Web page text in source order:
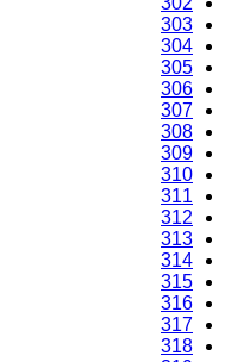
303
304
305
306
307
308
309
310
311
312
313
314
315
316
317
318